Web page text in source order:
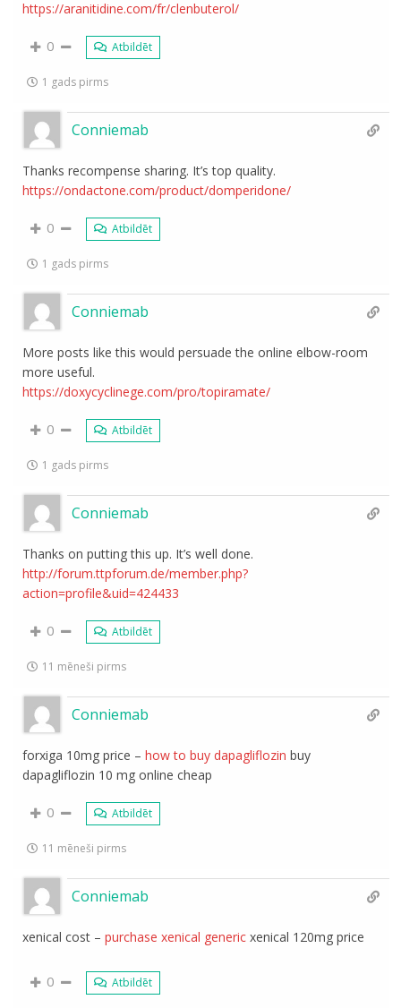
https://aranitidine.com/fr/clenbuterol/
0 Atbildēt
1 gads pirms
Conniemab
Thanks recompense sharing. It’s top quality.
https://ondactone.com/product/domperidone/
0 Atbildēt
1 gads pirms
Conniemab
More posts like this would persuade the online elbow-room
more useful.
https://doxycyclinege.com/pro/topiramate/
0 Atbildēt
1 gads pirms
Conniemab
Thanks on putting this up. It’s well done.
http://forum.ttpforum.de/member.php?
action=profile&uid=424433
0 Atbildēt
11 mēneši pirms
Conniemab
forxiga 10mg price –how to buy dapagliflozin buy
dapagliflozin 10 mg online cheap
0 Atbildēt
11 mēneši pirms
Conniemab
xenical cost –purchase xenical generic xenical 120mg price
0 Atbildēt